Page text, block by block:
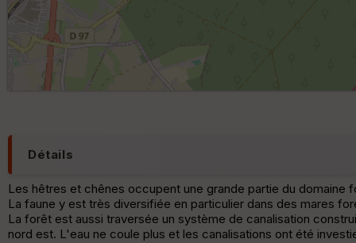
Détails
Les hêtres et chênes occupent une grande partie du
La faune y est très diversifiée en particulier dans des mares
La forêt est aussi traversée un système de canalisation
nord est. L'eau ne coule plus et les canalisations ont été